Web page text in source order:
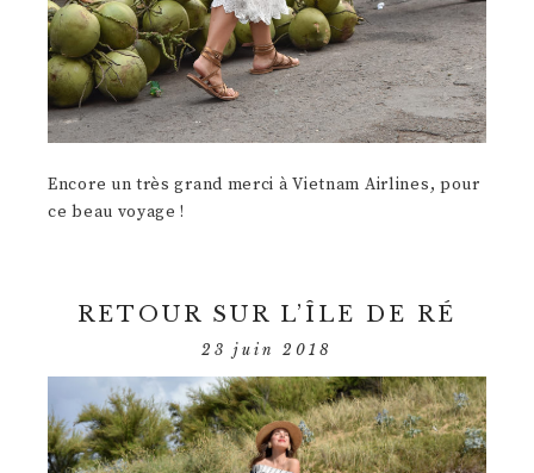
Encore un très grand merci à Vietnam Airlines, pour
ce beau voyage !
RETOUR SUR L’ÎLE DE RÉ
23 juin 2018